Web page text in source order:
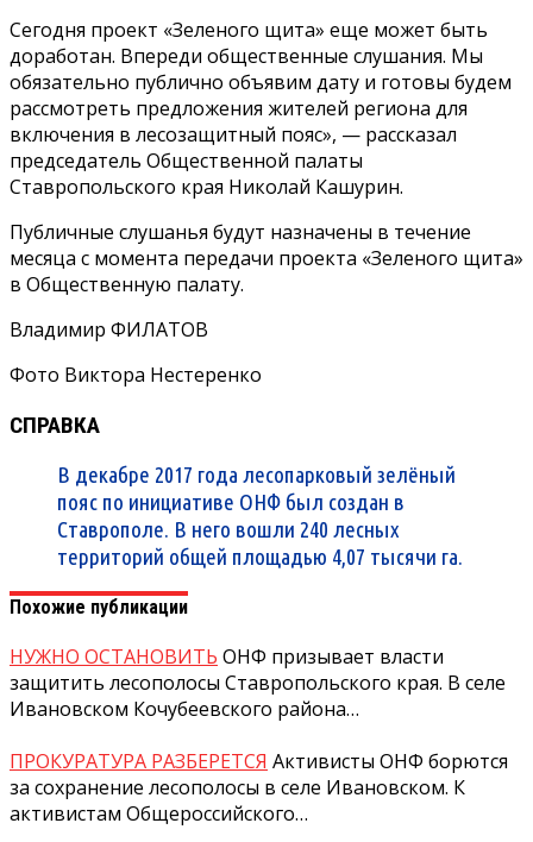
Сегодня проект «Зеленого щита» еще может быть
доработан. Впереди общественные слушания. Мы
обязательно публично объявим дату и готовы будем
рассмотреть предложения жителей региона для
включения в лесозащитный пояс», — рассказал
председатель Общественной палаты
Ставропольского края Николай Кашурин.
Публичные слушанья будут назначены в течение
месяца с момента передачи проекта «Зеленого щита»
в Общественную палату.
Владимир ФИЛАТОВ
Фото Виктора Нестеренко
СПРАВКА
В декабре 2017 года лесопарковый зелёный
пояс по инициативе ОНФ был создан в
Ставрополе. В него вошли 240 лесных
территорий общей площадью 4,07 тысячи га.
Похожие публикации
НУЖНО ОСТАНОВИТЬ ОНФ призывает власти
защитить лесополосы Ставропольского края. В селе
Ивановском Кочубеевского района…
ПРОКУРАТУРА РАЗБЕРЕТСЯ Активисты ОНФ борются
за сохранение лесополосы в селе Ивановском. К
активистам Общероссийского…